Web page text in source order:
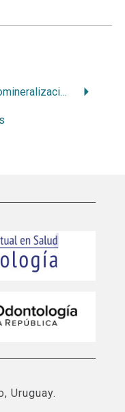
Hipomineralización molar-incisiva: un problema en evidente crecimiento.
Uruguay.